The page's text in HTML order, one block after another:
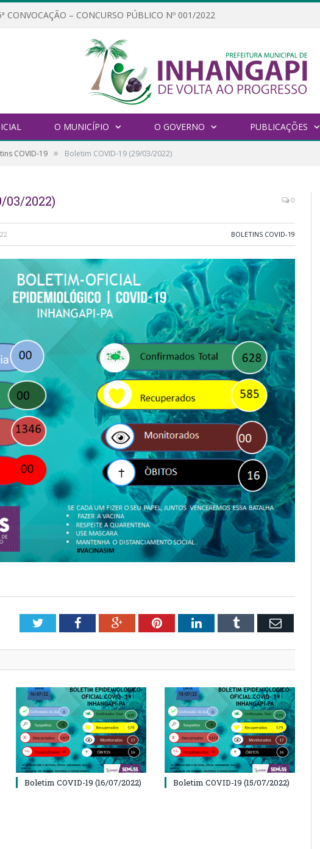
CONVOCAÇÃO – CONCURSO PÚBLICO Nº 001/2022
O MUNICÍPIO O GOVERNO PUBLICAÇÕES
COVID-19 » Boletim COVID-19 (29/03/2022)
03/2022) 0
BOLETINS COVID-19
TwitterFacebookGoogle+PinterestLinkedInTumblr Email
Boletim COVID-19 (16/07/2022) Boletim COVID-19 (15/07/2022)